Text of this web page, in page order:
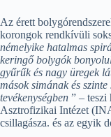
Az érett
korongok rendkívüli
némelyike ​​hatalmas
keringő bolygók
gyűrűk és nagy üregek
mások simának és
tevékenységben ” – teszi
Asztrofizikai Intézet
csillagásza. és az egyik